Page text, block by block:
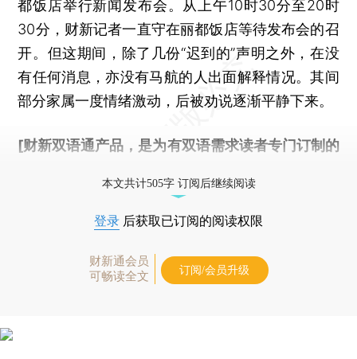
都饭店举行新闻发布会。从上午10时30分至20时
30分，财新记者一直守在丽都饭店等待发布会的召
开。但这期间，除了几份“迟到的”声明之外，在没
有任何消息，亦没有马航的人出面解释情况。其间
部分家属一度情绪激动，后被劝说逐渐平静下来。
[财新双语通产品，是为有双语需求读者专门订制的
本文共计505字 订阅后继续阅读
登录 后获取已订阅的阅读权限
财新通会员
可畅读全文
订阅/会员升级